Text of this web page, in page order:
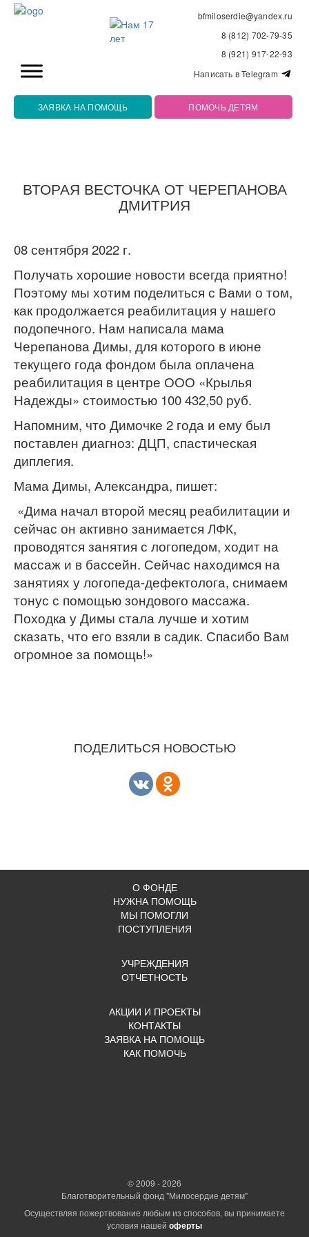
bfmiloserdie@yandex.ru
8 (812) 702-79-35
8 (921) 917-22-93
Написать в Telegram
ЗАЯВКА НА ПОМОЩЬ ПОМОЧЬ ДЕТЯМ
ВТОРАЯ ВЕСТОЧКА ОТ ЧЕРЕПАНОВА
ДМИТРИЯ
08 сентября 2022 г.
Получать хорошие новости всегда приятно!
Поэтому мы хотим поделиться с Вами о том,
как продолжается реабилитация у нашего
подопечного. Нам написала мама
Черепанова Димы, для которого в июне
текущего года фондом была оплачена
реабилитация в центре ООО «Крылья
Надежды» стоимостью 100 432,50 руб.
Напомним, что Димочке 2 года и ему был
поставлен диагноз: ДЦП, спастическая
диплегия.
Мама Димы, Александра, пишет:
«Дима начал второй месяц реабилитации и
сейчас он активно занимается ЛФК,
проводятся занятия с логопедом, ходит на
массаж и в бассейн. Сейчас находимся на
занятиях у логопеда-дефектолога, снимаем
тонус с помощью зондового массажа.
Походка у Димы стала лучше и хотим
сказать, что его взяли в садик. Спасибо Вам
огромное за помощь!»
ПОДЕЛИТЬСЯ НОВОСТЬЮ
О ФОНДЕ
НУЖНА ПОМОЩЬ
МЫ ПОМОГЛИ
ПОСТУПЛЕНИЯ
УЧРЕЖДЕНИЯ
ОТЧЕТНОСТЬ
АКЦИИ И ПРОЕКТЫ
КОНТАКТЫ
ЗАЯВКА НА ПОМОЩЬ
КАК ПОМОЧЬ
© 2009 - 2026
Благотворительный фонд "Милосердие детям"
Осуществляя пожертвование любым из способов, вы принимаете
условия нашей оферты